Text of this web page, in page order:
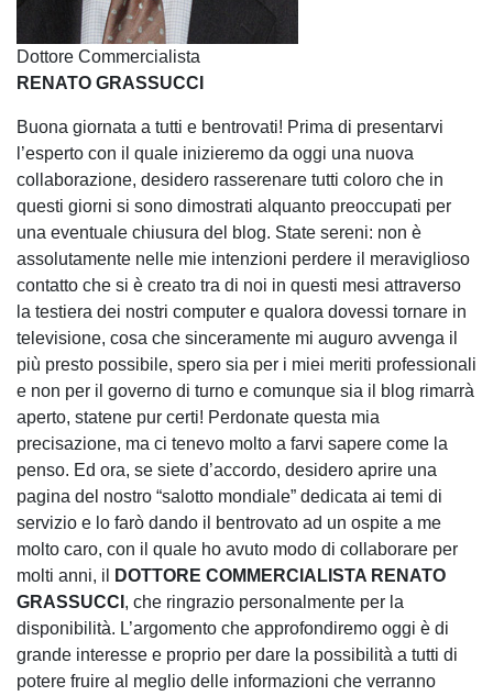
Dottore Commercialista
RENATO GRASSUCCI
Buona giornata a tutti e bentrovati! Prima di presentarvi
l’esperto con il quale inizieremo da oggi una nuova
collaborazione, desidero rasserenare tutti coloro che in
questi giorni si sono dimostrati alquanto preoccupati per
una eventuale chiusura del blog. State sereni: non è
assolutamente nelle mie intenzioni perdere il meraviglioso
contatto che si è creato tra di noi in questi mesi attraverso
la testiera dei nostri computer e qualora dovessi tornare in
televisione, cosa che sinceramente mi auguro avvenga il
più presto possibile, spero sia per i miei meriti professionali
e non per il governo di turno e comunque sia il blog rimarrà
aperto, statene pur certi! Perdonate questa mia
precisazione, ma ci tenevo molto a farvi sapere come la
penso. Ed ora, se siete d’accordo, desidero aprire una
pagina del nostro “salotto mondiale” dedicata ai temi di
servizio e lo farò dando il bentrovato ad un ospite a me
molto caro, con il quale ho avuto modo di collaborare per
molti anni, il
DOTTORE COMMERCIALISTA RENATO
GRASSUCCI , che ringrazio personalmente per la
disponibilità. L’argomento che approfondiremo oggi è di
grande interesse e proprio per dare la possibilità a tutti di
potere fruire al meglio delle informazioni che verranno